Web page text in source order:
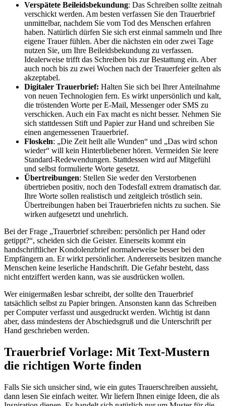
Verspätete Beileidsbekundung: Das Schreiben sollte zeitnah
verschickt werden. Am besten verfassen Sie den Trauerbrief
unmittelbar, nachdem Sie vom Tod des Menschen erfahren
haben. Natürlich dürfen Sie sich erst einmal sammeln und Ihre
eigene Trauer fühlen. Aber die nächsten ein oder zwei Tage
nutzen Sie, um Ihre Beileidsbekundung zu verfassen.
Idealerweise trifft das Schreiben bis zur Bestattung ein. Aber
auch noch bis zu zwei Wochen nach der Trauerfeier gelten als
akzeptabel.
Digitaler Trauerbrief: Halten Sie sich bei Ihrer Anteilnahme
von neuen Technologien fern. Es wirkt unpersönlich und kalt,
die tröstenden Worte per E-Mail, Messenger oder SMS zu
verschicken. Auch ein Fax macht es nicht besser. Nehmen Sie
sich stattdessen Stift und Papier zur Hand und schreiben Sie
einen angemessenen Trauerbrief.
Floskeln: „Die Zeit heilt alle Wunden“ und „Das wird schon
wieder“ will kein Hinterbliebener hören. Vermeiden Sie leere
Standard-Redewendungen. Stattdessen wird auf Mitgefühl
und selbst formulierte Worte gesetzt.
Übertreibungen: Stellen Sie weder den Verstorbenen
übertrieben positiv, noch den Todesfall extrem dramatisch dar.
Ihre Worte sollen realistisch und zeitgleich tröstlich sein.
Übertreibungen haben bei Trauerbriefen nichts zu suchen. Sie
wirken aufgesetzt und unehrlich.
Bei der Frage „Trauerbrief schreiben: persönlich per Hand oder
getippt?“, scheiden sich die Geister. Einerseits kommt ein
handschriftlicher Kondolenzbrief normalerweise besser bei den
Empfängern an. Er wirkt persönlicher. Andererseits besitzen manche
Menschen keine leserliche Handschrift. Die Gefahr besteht, dass
nicht entziffert werden kann, was sie ausdrücken wollen.
Wer einigermaßen lesbar schreibt, der sollte den Trauerbrief
tatsächlich selbst zu Papier bringen. Ansonsten kann das Schreiben
per Computer verfasst und ausgedruckt werden. Wichtig ist dann
aber, dass mindestens der Abschiedsgruß und die Unterschrift per
Hand geschrieben werden.
Trauerbrief Vorlage: Mit Text-Mustern
die richtigen Worte finden
Falls Sie sich unsicher sind, wie ein gutes Trauerschreiben aussieht,
dann lesen Sie einfach weiter. Wir liefern Ihnen einige Ideen, die als